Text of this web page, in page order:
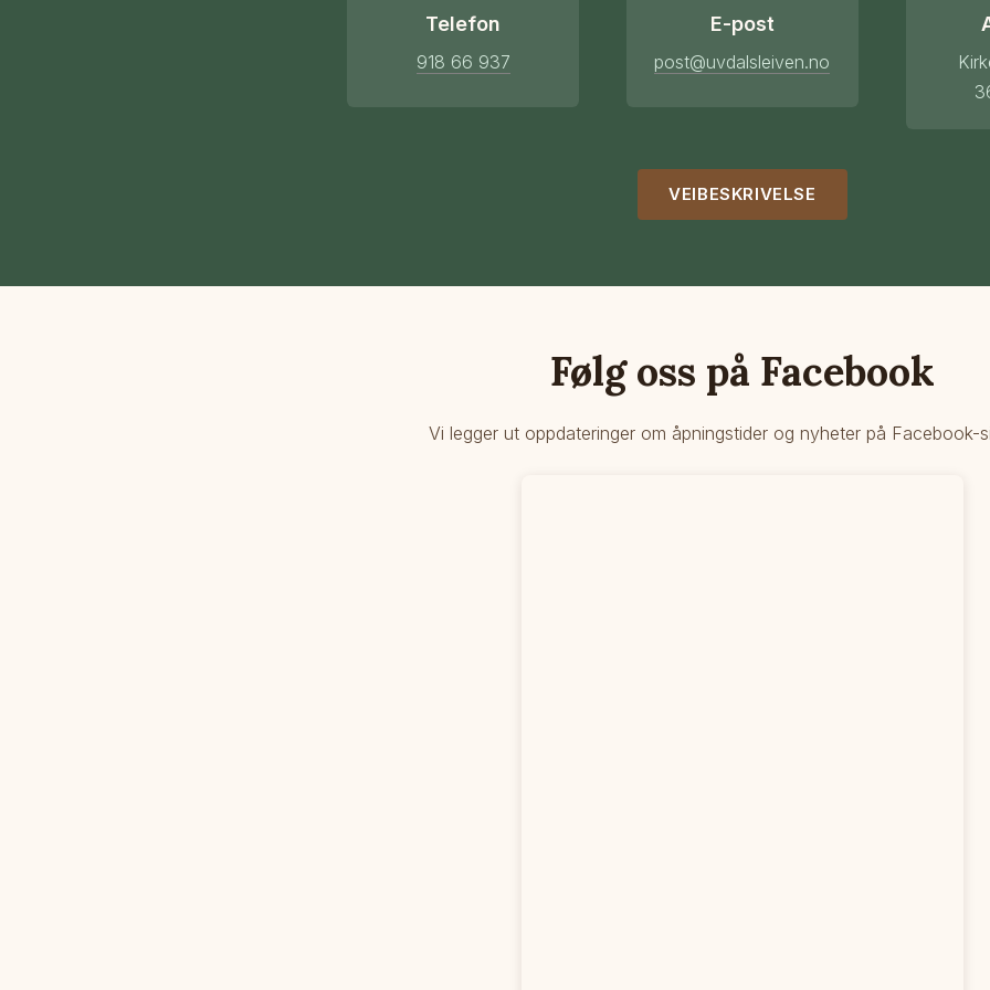
Telefon
918 66 937
E-post
post@uvdalsleiven.no
VEIBESKRIVELSE
Følg oss på Facebook
Vi legger ut oppdateringer om åpningstider og nyheter på Facebook-